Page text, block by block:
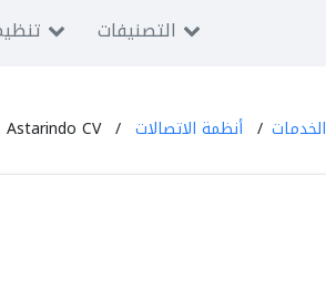
التصنيفات
الخدمات أنظمة الاتصالات Astarindo CV